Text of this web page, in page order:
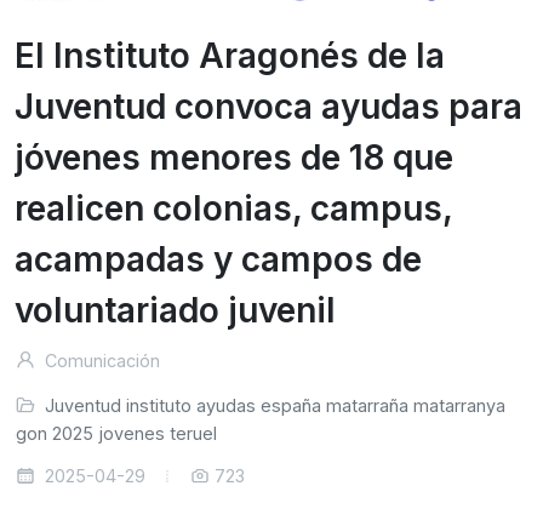
El Instituto Aragonés de la
Juventud convoca ayudas para
jóvenes menores de 18 que
realicen colonias, campus,
acampadas y campos de
voluntariado juvenil
Comunicación
Juventud instituto ayudas españa matarraña matarranya
2025 jovenes teruel
2025-04-29 723